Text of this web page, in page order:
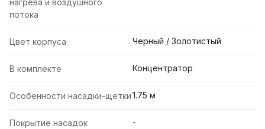
нагрева и воздушного
потока
Цвет корпуса Черный / Золотистый
В комплекте Концентратор
Особенности насадки-щетки1.75 м
Покрытие насадок -